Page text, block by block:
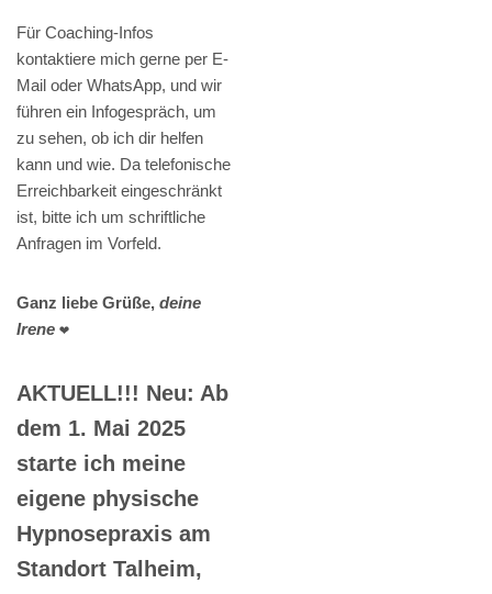
Für Coaching-Infos
kontaktiere mich gerne per E-
Mail oder WhatsApp, und wir
führen ein Infogespräch, um
zu sehen, ob ich dir helfen
kann und wie. Da telefonische
Erreichbarkeit eingeschränkt
ist, bitte ich um schriftliche
Anfragen im Vorfeld.
Ganz liebe Grüße, deine
Irene ❤️
AKTUELL!!! Neu: Ab
dem 1. Mai 2025
starte ich meine
eigene physische
Hypnosepraxis am
Standort Talheim,